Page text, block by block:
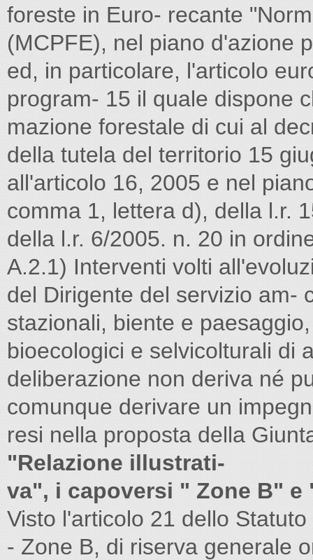
foreste in Euro- recante
(MCPFE), nel piano d'azione
ed, in particolare, l'articolo
program- 15 il quale dispone
mazione forestale di cui al
della tutela del territorio 15
all'articolo 16, 2005 e nel
comma 1, lettera d), della l.r.
della l.r. 6/2005. n. 20 in
A.2.1) Interventi volti
del Dirigente del servizio am-
stazionali, biente e
bioecologici e selvicolturali di
deliberazione non deriva né
comunque derivare un
resi nella proposta della
"Relazione illustrati-
va", i capoversi " Zone B" e
Visto l'articolo 21 dello
- Zone B, di riserva generale